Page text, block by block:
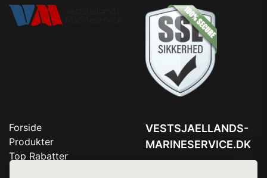
Forside
Produkter
Top Rabatter
VESTSJAELLANDS-
MARINESERVICE.DK